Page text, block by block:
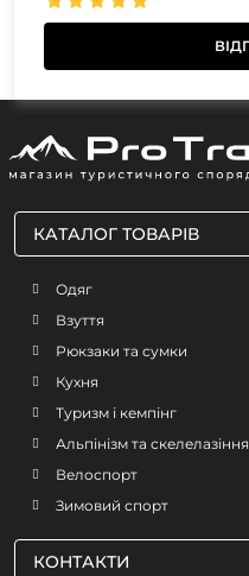
КАТАЛОГ ТОВАРІВ
Одяг
Взуття
Рюкзаки та сумки
Кухня
Туризм і кемпінг
Альпінізм та скелелазіння
Велоспорт
Зимовий спорт
КОНТАКТИ